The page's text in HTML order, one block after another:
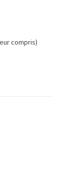
compris)